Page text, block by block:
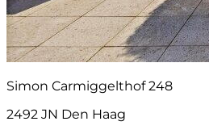
Simon Carmiggelthof 248
2492 JN Den Haag